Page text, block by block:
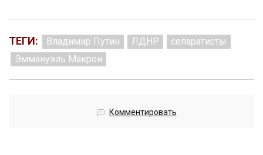
ТЕГИ: Владимир Путин ЛДНР
сепаратисты
Эммануэль Макрон
Комментировать